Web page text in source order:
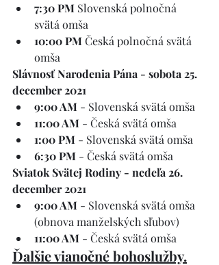
7:30 PM Slovenská polnočná
svätá omša
10:00 PM Česká polnočná svätá
omša
Slávnosť Narodenia Pána - sobota 25.
december 2021
9:00 AM - Slovenská svätá omša
11:00 AM - Česká svätá omša
1:00 PM - Slovenská svätá omša
6:30 PM - Česká svätá omša
Sviatok Svätej Rodiny - nedeľa 26.
december 2021
9:00 AM - Slovenská svätá omša
(obnova manželských sľubov)
11:00 AM - Česká svätá omša
Ďalšie vianočné bohoslužby.